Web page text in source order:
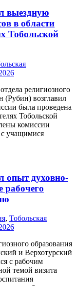
выездную
в области
Тобольской
религиозного
(Рубин) возглавил
была проведена
Тобольской
комиссии
с учащимися
опыт духовно-
рабочего
, Тобольская
образования
и Верхотурский
с рабочим
темой визита